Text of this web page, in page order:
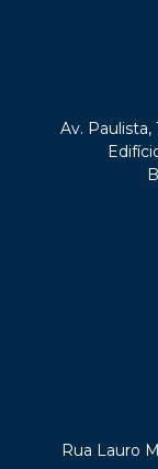
Av. Paulista,
Rua Lauro